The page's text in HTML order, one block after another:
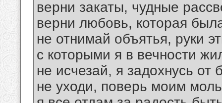
верни закаты, чудные
верни любовь, которая
не отнимай объятья, руки
с которыми я в вечности
не исчезай, я задохнусь от
не уходи, поверь моим